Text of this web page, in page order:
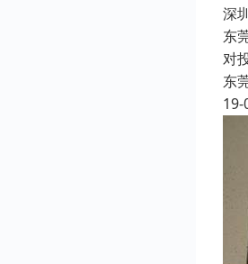
深
东
对
东
19-